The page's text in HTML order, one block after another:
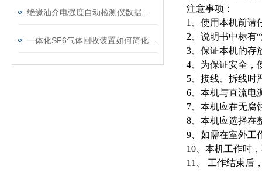
注意事项：
1、使用本机前请
2、说明书中标有
3、保证本机的存
4、为保证安全，
5、接线、拆线时
6、本机与直流电
7、本机应在无腐
8、本机应选择在
9、如需在室外工
10、本机工作时
11、 工作结束后